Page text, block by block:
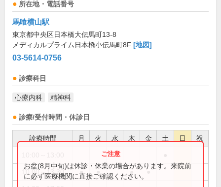
所在地・電話番号
馬喰横山駅
東京都中央区日本橋大伝馬町13-8
メディカルプライム日本橋小伝馬町8F [地図]
03-5614-0756
診療科目
心療内科 精神科
診療/受付時間・休診日
診療時間 月 火 水 木 金 土 日 祝
10:00～13:30 ● ● ● ●
お盆(8月中旬)は休診・休業の場合があります。来院前
に必ず医療機関に直接ご確認ください。